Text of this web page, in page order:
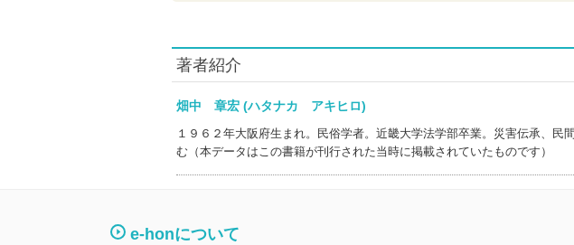
著者紹介
畑中 章宏 (ハタナカ アキヒロ)
１９６２年大阪府生まれ。民俗学者。近畿大学法学部卒業。災害伝承、民
む（本データはこの書籍が刊行された当時に掲載されていたものです）
e-honについて